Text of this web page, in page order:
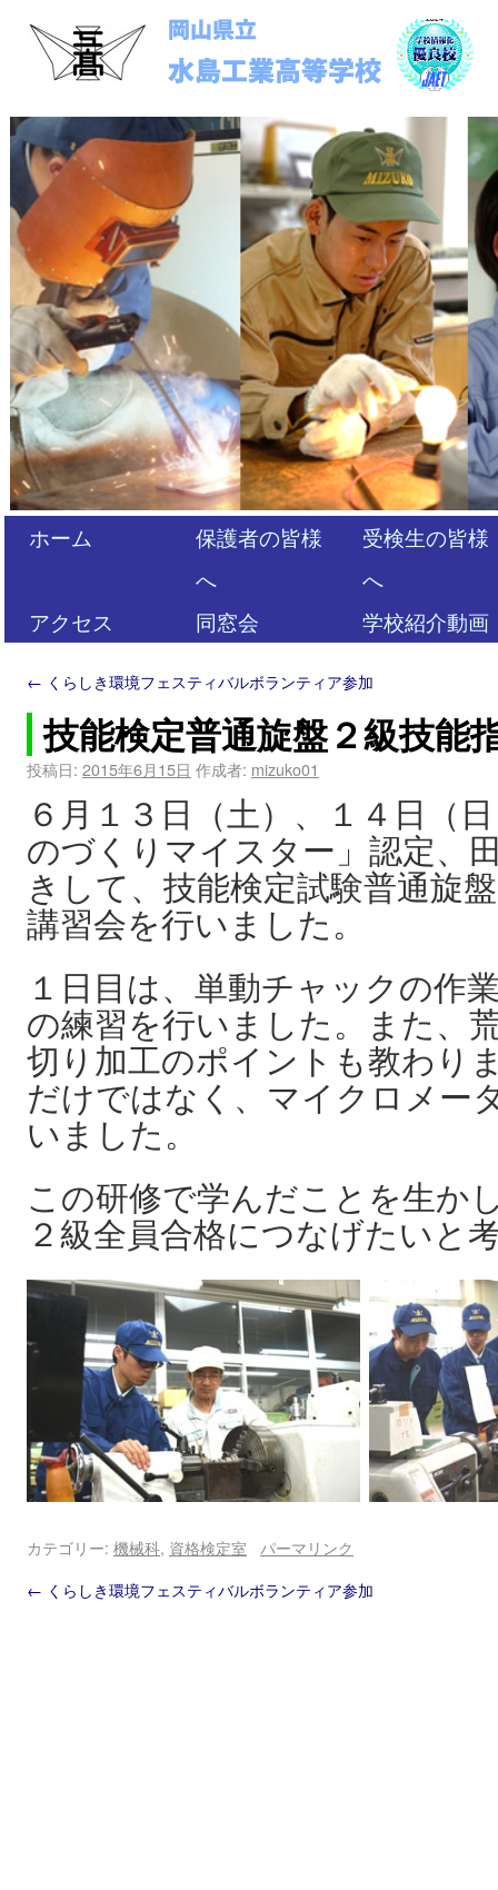
ホーム
保護者の皆様
へ
受検生の皆様
へ
アクセス
同窓会 学校紹介動画
← くらしき環境フェスティバルボランティア参加
技能検定普通旋盤２級技能
投稿日: 2015年6月15日 作成者: mizuko01
６月１３日（土）、１４日（
のづくりマイスター」認定、
きして、技能検定試験普通旋
講習会を行いました。
１日目は、単動チャックの作
の練習を行いました。また、
切り加工のポイントも教わり
だけではなく、マイクロメー
いました。
この研修で学んだことを生か
２級全員合格につなげたいと
カテゴリー: 機械科, 資格検定室
パーマリンク
← くらしき環境フェスティバルボランティア参加